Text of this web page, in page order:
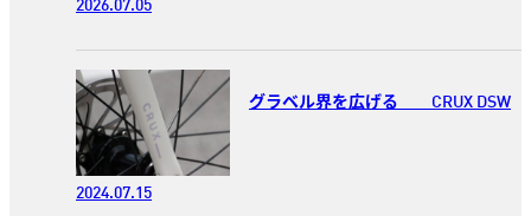
2026.07.05
グラベル界を広げる CRUX DSW
2024.07.15